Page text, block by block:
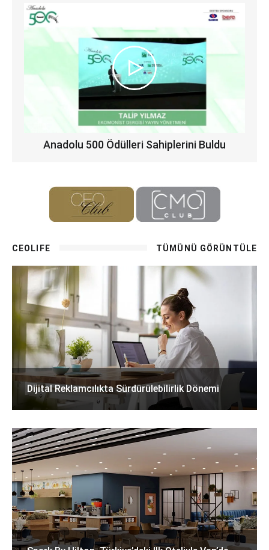
Anadolu 500 Ödülleri Sahiplerini Buldu
CEOLIFE TÜMÜNÜ GÖRÜNTÜLE
Dijital Reklamcılıkta Sürdürülebilirlik Dönemi